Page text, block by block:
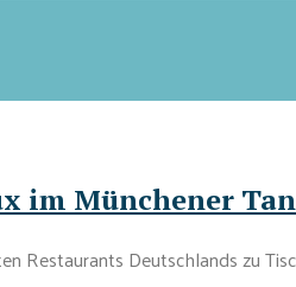
im Münchener
Restaurants Deutschlands zu